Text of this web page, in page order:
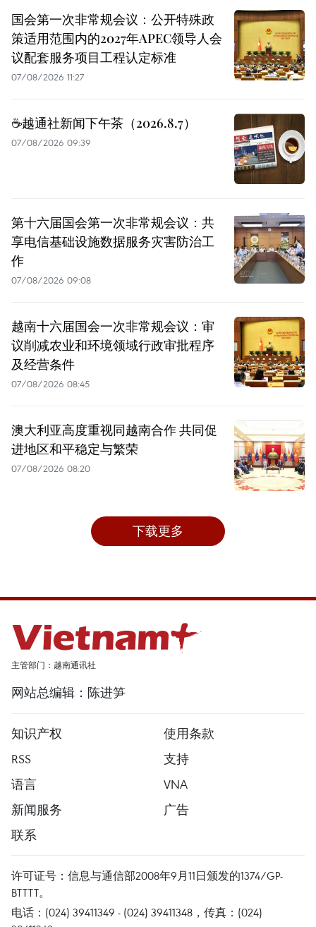
国会第一次非常规会议：公开特殊政
策适用范围内的2027年APEC领导人会
议配套服务项目工程认定标准
07/08/2026 11:27
☕️越通社新闻下午茶（2026.8.7）
07/08/2026 09:39
第十六届国会第一次非常规会议：共
享电信基础设施数据服务灾害防治工
作
07/08/2026 09:08
越南十六届国会一次非常规会议：审
议削减农业和环境领域行政审批程序
及经营条件
07/08/2026 08:45
澳大利亚高度重视同越南合作 共同促
进地区和平稳定与繁荣
07/08/2026 08:20
下载更多
主管部门：越南通讯社
网站总编辑：陈进笋
知识产权
使用条款
RSS
支持
语言
VNA
新闻服务
广告
联系
许可证号：信息与通信部2008年9月11日颁发的1374/GP-
BTTTT。
电话：(024) 39411349 - (024) 39411348，传真：(024)